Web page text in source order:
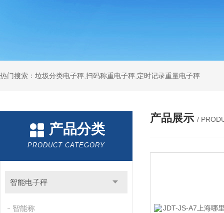
热门搜索：垃圾分类电子秤,扫码称重电子秤,定时记录重量电子秤
产品分类
PRODUCT CATEGORY
智能电子秤
智能称
产品展示 /